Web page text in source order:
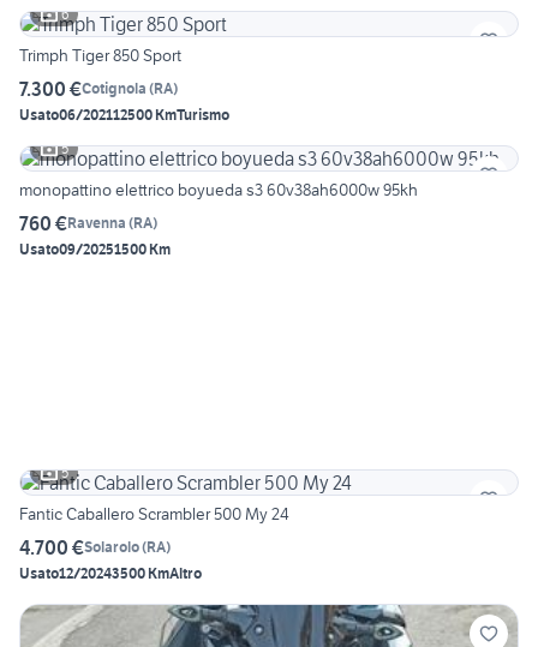
6
Trimph Tiger 850 Sport
7.300 €Cotignola (RA)
Usato06/202112500 KmTurismo
5
monopattino elettrico boyueda s3 60v38ah6000w 95kh
760 €Ravenna (RA)
Usato09/20251500 Km
5
Fantic Caballero Scrambler 500 My 24
4.700 €Solarolo(RA)
Usato12/20243500 KmAltro